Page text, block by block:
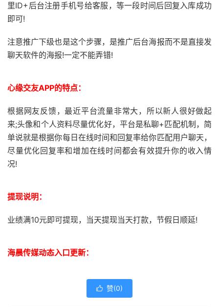
里ID+后台注册手机号给客服，等一段时间后回复入库成功
即可!
注意推广下级也是这个步骤，是推广后台海报而不是直接发
聊天软件的海报!一定不能弄错!
心缘交友APP的特点：
根据网友反馈，最近平台流量非常大，所以新人很好做起
来;头像和个人资料尽量优化好，平台是私聊+匹配机制，简
单说就是根据你每日在线时间和回复率给你匹配用户聊天，
尽量优化回复率和增加在线时间都会有效提升你的收入情
况!
提现说明：
业绩满10元即可提现，当天提现当天打款，节假日顺延!
海晨传媒动态入口更新：
 赞(0)